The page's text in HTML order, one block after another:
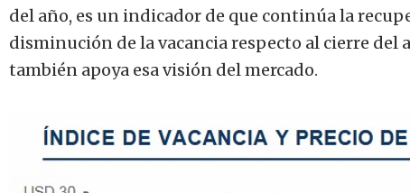
del año, es un indicador de que continúa la
disminución de la vacancia respecto al cierre del
también apoya esa visión del mercado.